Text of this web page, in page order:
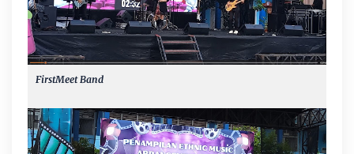
FirstMeet Band